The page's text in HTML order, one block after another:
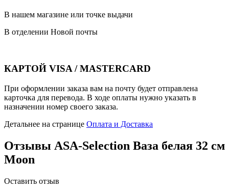
В нашем магазине или точке выдачи
В отделении Новой почты
КАРТОЙ VISA / MASTERCARD
При оформлении заказа вам на почту будет отправлена
карточка для перевода. В ходе оплаты нужно указать в
назначении номер своего заказа.
Детальнее на странице Оплата и Доставка
Отзывы ASA-Selection Ваза белая 32 см
Moon
Оставить отзыв